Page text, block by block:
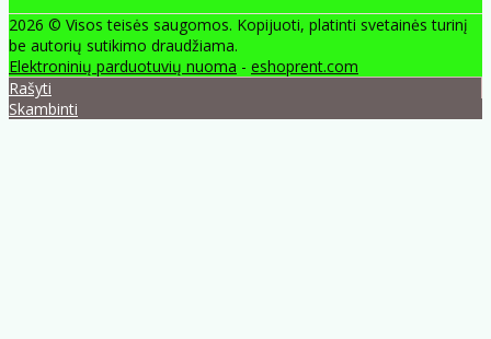
2026 © Visos teisės saugomos. Kopijuoti, platinti svetainės turinį
be autorių sutikimo draudžiama.
Elektroninių parduotuvių nuoma - eshoprent.com
Rašyti
Skambinti